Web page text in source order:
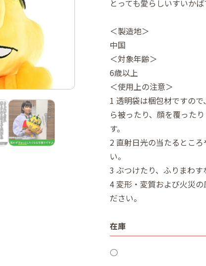
とっても愛らしいすいか
＜製造地＞
中国
＜対象年齢＞
6歳以上
＜使用上の注意＞
1 透明袋は梱包材ですの
ら被ったり、顔を覆った
す。
2 直射日光の当たるとこ
い。
3 ぶつけたり、ふりまわ
4 変形・変質および火災
ださい。
在庫
○